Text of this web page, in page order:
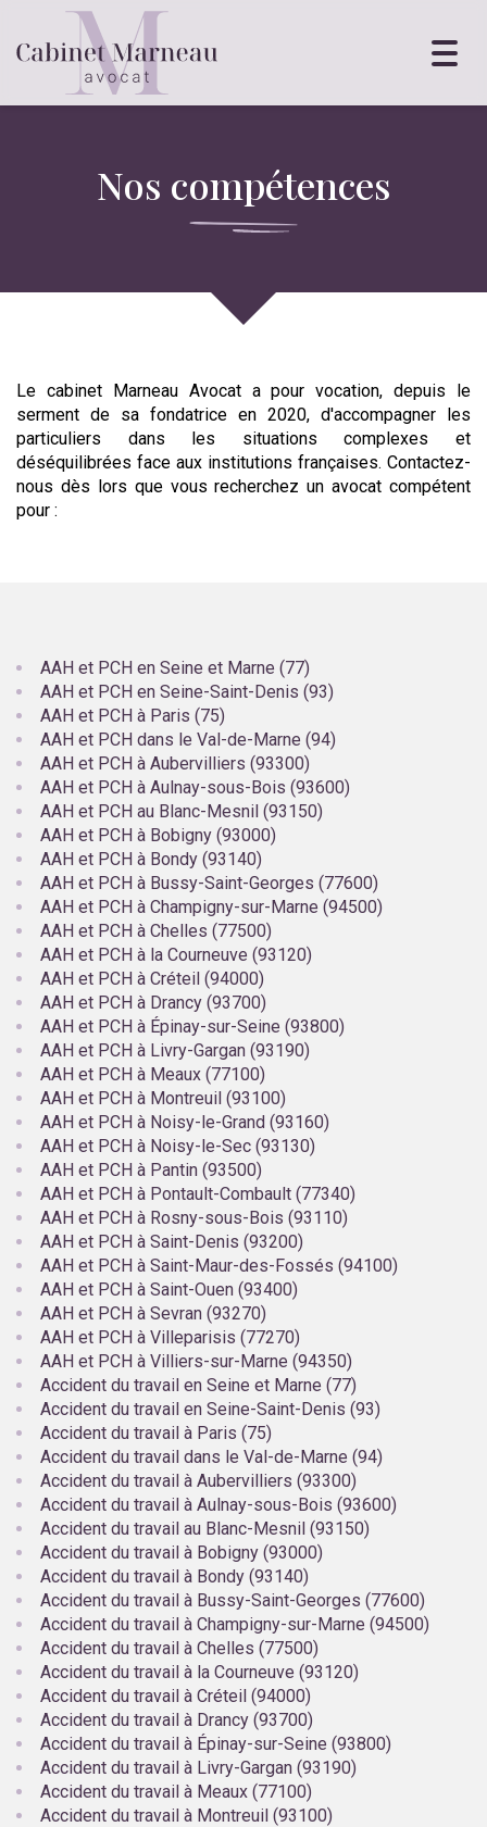
Nos compétences
Le cabinet Marneau Avocat a pour vocation, depuis le
serment de sa fondatrice en 2020, d'accompagner les
particuliers dans les situations complexes et
déséquilibrées face aux institutions françaises. Contactez-
nous dès lors que vous recherchez un avocat compétent
pour :
AAH et PCH en Seine et Marne (77)
AAH et PCH en Seine-Saint-Denis (93)
AAH et PCH à Paris (75)
AAH et PCH dans le Val-de-Marne (94)
AAH et PCH à Aubervilliers (93300)
AAH et PCH à Aulnay-sous-Bois (93600)
AAH et PCH au Blanc-Mesnil (93150)
AAH et PCH à Bobigny (93000)
AAH et PCH à Bondy (93140)
AAH et PCH à Bussy-Saint-Georges (77600)
AAH et PCH à Champigny-sur-Marne (94500)
AAH et PCH à Chelles (77500)
AAH et PCH à la Courneuve (93120)
AAH et PCH à Créteil (94000)
AAH et PCH à Drancy (93700)
AAH et PCH à Épinay-sur-Seine (93800)
AAH et PCH à Livry-Gargan (93190)
AAH et PCH à Meaux (77100)
AAH et PCH à Montreuil (93100)
AAH et PCH à Noisy-le-Grand (93160)
AAH et PCH à Noisy-le-Sec (93130)
AAH et PCH à Pantin (93500)
AAH et PCH à Pontault-Combault (77340)
AAH et PCH à Rosny-sous-Bois (93110)
AAH et PCH à Saint-Denis (93200)
AAH et PCH à Saint-Maur-des-Fossés (94100)
AAH et PCH à Saint-Ouen (93400)
AAH et PCH à Sevran (93270)
AAH et PCH à Villeparisis (77270)
AAH et PCH à Villiers-sur-Marne (94350)
Accident du travail en Seine et Marne (77)
Accident du travail en Seine-Saint-Denis (93)
Accident du travail à Paris (75)
Accident du travail dans le Val-de-Marne (94)
Accident du travail à Aubervilliers (93300)
Accident du travail à Aulnay-sous-Bois (93600)
Accident du travail au Blanc-Mesnil (93150)
Accident du travail à Bobigny (93000)
Accident du travail à Bondy (93140)
Accident du travail à Bussy-Saint-Georges (77600)
Accident du travail à Champigny-sur-Marne (94500)
Accident du travail à Chelles (77500)
Accident du travail à la Courneuve (93120)
Accident du travail à Créteil (94000)
Accident du travail à Drancy (93700)
Accident du travail à Épinay-sur-Seine (93800)
Accident du travail à Livry-Gargan (93190)
Accident du travail à Meaux (77100)
Accident du travail à Montreuil (93100)